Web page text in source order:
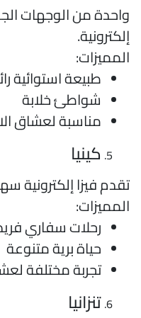
من الوجهات
طبيعة استوائية
شواطئ خلابة
مناسبة لعشاق
كينيا
فيزا إلكترونية
رحلات سفاري فريدة
حياة برية متنوعة
تجربة مختلفة
تنزانيا